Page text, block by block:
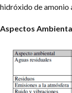
hidróxido de amonio
Aspectos